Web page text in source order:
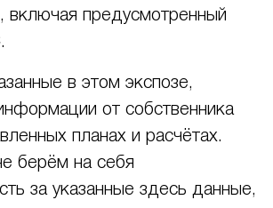
включая предусмотренный
в этом экспозе,
от собственника
планах и расчётах.
берём на себя
за указанные здесь данные,